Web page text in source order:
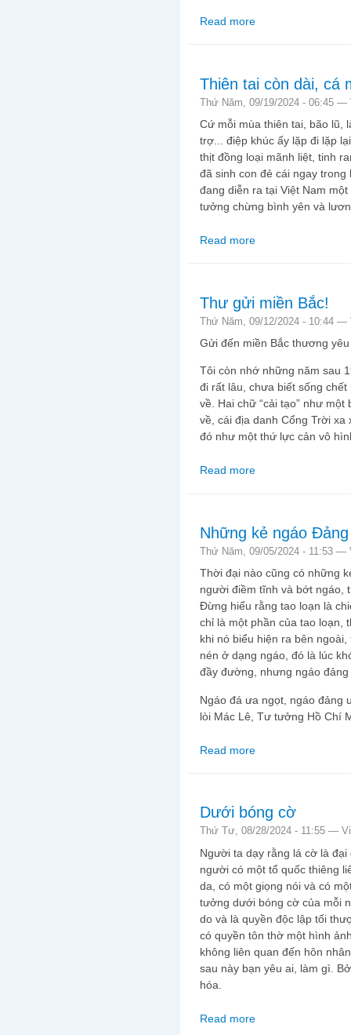
Read more
Thiên tai còn dài, cá
Thứ Năm, 09/19/2024 - 06:45 —
Cứ mỗi mùa thiên tai, bão lũ,
trợ... điệp khúc ấy lặp đi lặp
thịt đồng loại mãnh liệt, tinh
đã sinh con đẻ cái ngay
đang diễn ra tại Việt Nam
tưởng chừng bình yên và
Read more
Thư gửi miền Bắc!
Thứ Năm, 09/12/2024 - 10:44 —
Gửi đến miền Bắc thương
Tôi còn nhớ những năm sau
đi rất lâu, chưa biết sống
về. Hai chữ “cải tạo” như
về, cái địa danh Cổng Trời xa
đó như một thứ lực cản vô
Read more
Những kẻ ngáo Đảng
Thứ Năm, 09/05/2024 - 11:53 —
Thời đại nào cũng có những
người điềm tĩnh và bớt ngáo,
Đừng hiểu rằng tao loạn là
chỉ là một phần của tao loạn,
khi nó biểu hiện ra bên
nén ở dạng ngáo, đó là lúc
đầy đường, nhưng ngáo
Ngáo đá ưa ngọt, ngáo đảng
lòi Mác Lê, Tư tưởng Hồ Chí
Read more
Dưới bóng cờ
Thứ Tư, 08/28/2024 - 11:55 —
Người ta dạy rằng lá cờ là
người có một tổ quốc thiêng
da, có một giọng nói và có
tưởng dưới bóng cờ của mỗi
do và là quyền độc lập tối
có quyền tôn thờ một hình
không liên quan đến hôn
sau này bạn yêu ai, làm gì.
hóa.
Read more